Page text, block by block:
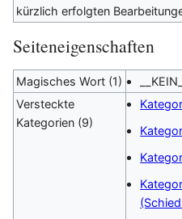
kürzlich erfolgten
Seiteneigenschaften
Magisches Wort (1)
Versteckte
Kategorien (9)